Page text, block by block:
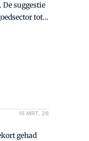
suggestie
tot
16 MRT. 26
gehad